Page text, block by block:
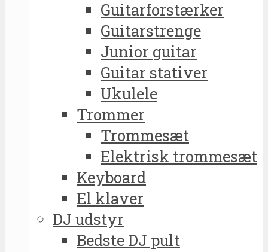
Guitarforstærker
Guitarstrenge
Junior guitar
Guitar stativer
Ukulele
Trommer
Trommesæt
Elektrisk trommesæt
Keyboard
El klaver
DJ udstyr
Bedste DJ pult